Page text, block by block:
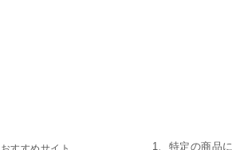
1、特定の商品